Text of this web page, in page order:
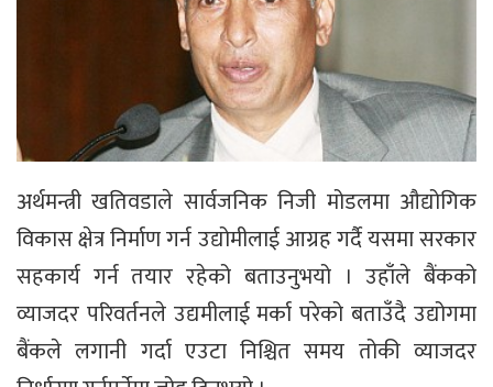
अर्थमन्त्री खतिवडाले सार्वजनिक निजी मोडलमा औद्योगिक
विकास क्षेत्र निर्माण गर्न उद्योमीलाई आग्रह गर्दै यसमा सरकार
सहकार्य गर्न तयार रहेको बताउनुभयो । उहाँले बैंकको
व्याजदर परिवर्तनले उद्यमीलाई मर्का परेको बताउँदै उद्योगमा
बैंकले लगानी गर्दा एउटा निश्चित समय तोकी व्याजदर